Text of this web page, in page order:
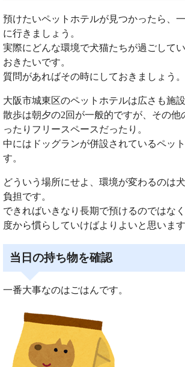
預けたいペットホテルが見つかったら、
に行きましょう。
実際にどんな環境で犬猫たちが過ごして
おきたいです。
質問があればその時にしておきましょう。
大阪市城東区のペットホテルは広さも施
散歩は朝夕の2回が一般的ですが、その他
ったりフリースペースだったり。
中にはドッグランが併設されているペッ
す。
どういう場所にせよ、環境が変わるのは
負担です。
できればいきなり長期で預けるのではな
度から慣らしていけばよりよいと思います
当日の持ち物を確認
一番大事なのはごはんです。